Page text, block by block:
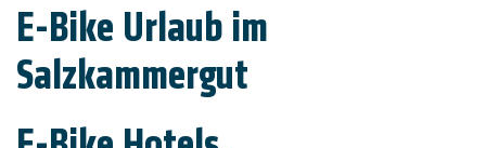
E-Bike Urlaub im
Salzkammergut